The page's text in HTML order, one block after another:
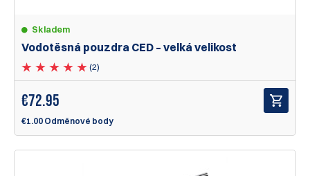
Skladem
Vodotěsná pouzdra CED – velká velikost
(2)
€72.95
€1.00 Odměnové body